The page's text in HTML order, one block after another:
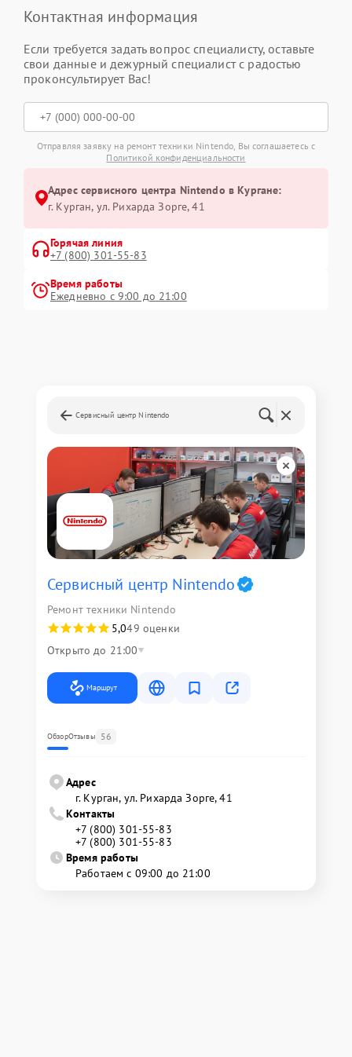
Контактная информация
Если требуется задать вопрос специалисту, оставьте
свои данные и дежурный специалист с радостью
проконсультирует Вас!
Отправляя заявку на ремонт техники Nintendo, Вы соглашаетесь с
Политикой конфиденциальности
Адрес сервисного центра Nintendo в Кургане:
г. Курган, ул. Рихарда Зорге, 41
Горячая линия
+7 (800) 301-55-83
Время работы
Ежедневно с 9:00 до 21:00
Сервисный центр Nintendo
Сервисный центр Nintendo
Ремонт техники Nintendo
5,049 оценки
Открыто до 21:00
Маршрут
ОбзорОтзывы 56
Адрес
г. Курган, ул. Рихарда Зорге, 41
Контакты
+7 (800) 301-55-83
+7 (800) 301-55-83
Время работы
Работаем с 09:00 до 21:00